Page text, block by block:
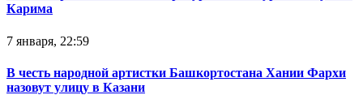
Карима
7 января, 22:59
В честь народной артистки Башкортостана Хании Фархи
назовут улицу в Казани